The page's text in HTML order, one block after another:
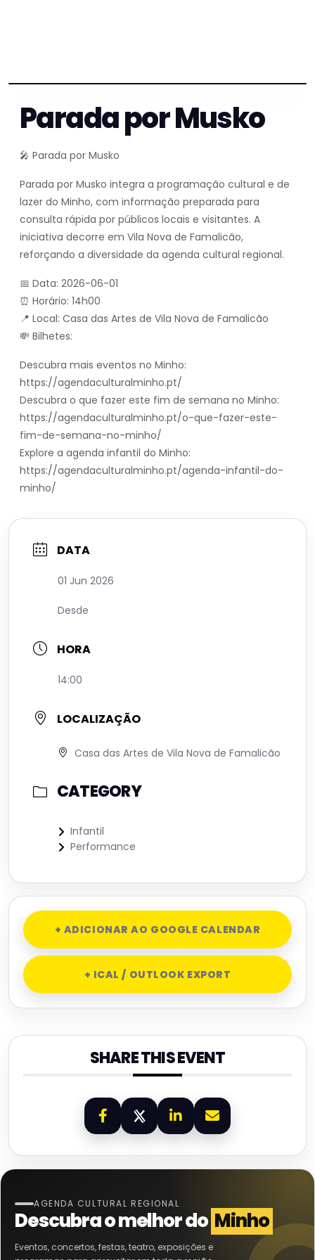
Parada por Musko
🎤 Parada por Musko
Parada por Musko integra a programação cultural e de
lazer do Minho, com informação preparada para
consulta rápida por públicos locais e visitantes. A
iniciativa decorre em Vila Nova de Famalicão,
reforçando a diversidade da agenda cultural regional.
📅 Data: 2026-06-01
⏰ Horário: 14h00
📍 Local: Casa das Artes de Vila Nova de Famalicão
💸 Bilhetes:
Descubra mais eventos no Minho:
https://agendaculturalminho.pt/
Descubra o que fazer este fim de semana no Minho:
https://agendaculturalminho.pt/o-que-fazer-este-
fim-de-semana-no-minho/
Explore a agenda infantil do Minho:
https://agendaculturalminho.pt/agenda-infantil-do-
minho/
DATA
01 Jun 2026
Desde
HORA
14:00
LOCALIZAÇÃO
Casa das Artes de Vila Nova de Famalicão
CATEGORY
Infantil
Performance
+ ADICIONAR AO GOOGLE CALENDAR
+ ICAL / OUTLOOK EXPORT
SHARE THIS EVENT
AGENDA CULTURAL REGIONAL
Descubra o melhor do Minho
Eventos, concertos, festas, teatro, exposições e